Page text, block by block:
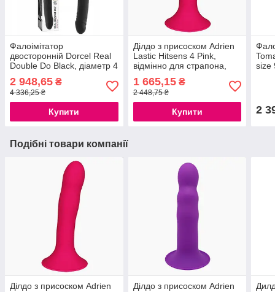
Фалоімітатор
двосторонній Dorcel Real
Double Do Black, діаметр 4
см, довжина 42 см,
гіпоалергенний силікон
2 948,65 ₴
4 336,25 ₴
Купити
Ділдо з присоском Adrien
Lastic Hitsens 4 Pink,
відмінно для страпона,
діаметр 3.7 см, довжина
17,8 см 777Store.com.ua
1 665,15₴
2 448,75 ₴
Купити
size
2
Подібні товари компанії
Ділдо з присоском Adrien
Ділдо з присоском Adrien